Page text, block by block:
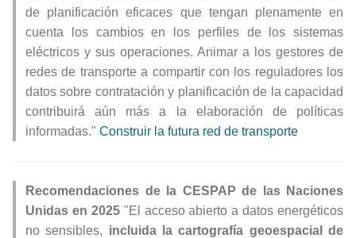
de planificación eficaces que tengan plenamente en
cuenta los cambios en los perfiles de los sistemas
eléctricos y sus operaciones. Animar a los gestores de
redes de transporte a compartir con los reguladores los
datos sobre contratación y planificación de la capacidad
contribuirá aún más a la elaboración de políticas
informadas." Construir la futura red de transporte
Recomendaciones de la CESPAP de las Naciones
Unidas en 2025"El acceso abierto a datos energéticos
no sensibles, incluida la cartografía geoespacial de